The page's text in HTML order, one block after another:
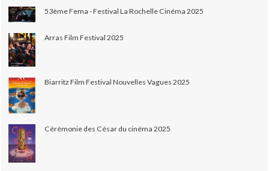
53ème Fema - Festival La Rochelle Cinéma 2025
Arras Film Festival 2025
Biarritz Film Festival Nouvelles Vagues 2025
Cérémonie des César du cinéma 2025